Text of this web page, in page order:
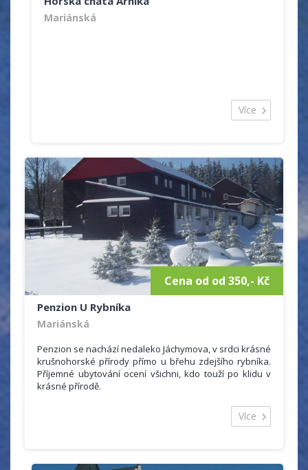
Mariánská
Více
Cena od od 350,- Kč
Penzion U Rybníka
Mariánská
Penzion se nachází nedaleko Jáchymova, v srdci krásné
krušnohorské přírody přímo u břehu zdejšího rybníka.
Příjemné ubytování ocení všichni, kdo touží po klidu v
krásné přírodě.
lůžkách. Každý pokoj je vybaven vlastním sociálním
zařízením (koupelna s WC a sprchovým koutem). Pro
Více